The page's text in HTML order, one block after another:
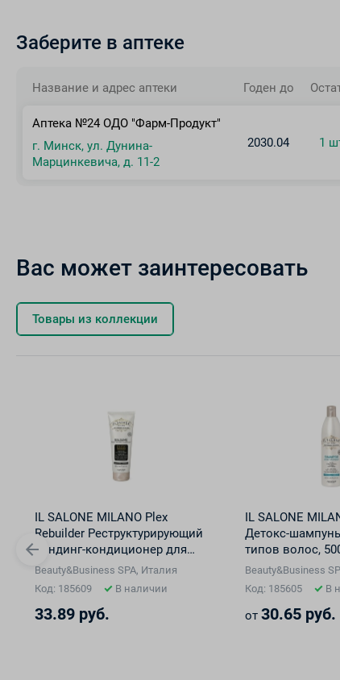
Заберите в аптеке
Название и адрес аптеки Годен до
Аптека №24 ОДО "Фарм-Продукт"
г. Минск, ул. Дунина-
Марцинкевича, д. 11-2
2030.04 1
Вас может заинтересовать
Товары из коллекции
IL SALONE MILANO Plex
Rebuilder Реструктурирующий
бондинг-кондиционер для
осветленных, окрашенных и
поврежденных волос, 250 мл
Beauty&Business SPA, Италия
Код: 185609
В наличии
33.89 руб.
IL SALONE
Детокс-
типов волос,
Beauty&Business
Код: 185605
В
от30.65 руб.